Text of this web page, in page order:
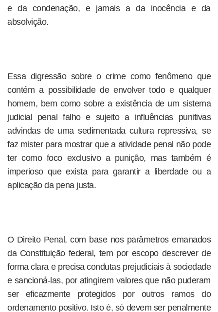
e da condenação, e jamais a da inocência e da
absolvição.
Essa digressão sobre o crime como fenômeno que
contém a possibilidade de envolver todo e qualquer
homem, bem como sobre a existência de um sistema
judicial penal falho e sujeito a influências punitivas
advindas de uma sedimentada cultura repressiva, se
faz mister para mostrar que a atividade penal não pode
ter como foco exclusivo a punição, mas também é
imperioso que exista para garantir a liberdade ou a
aplicação da pena justa.
O Direito Penal, com base nos parâmetros emanados
da Constituição federal, tem por escopo descrever de
forma clara e precisa condutas prejudiciais à sociedade
e sancioná-las, por atingirem valores que não puderam
ser eficazmente protegidos por outros ramos do
ordenamento positivo. Isto é, só devem ser penalmente